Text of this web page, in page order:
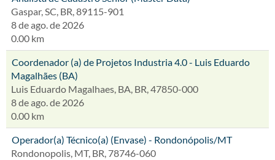
Gaspar, SC, BR, 89115-901
8 de ago. de 2026
0.00 km
Coordenador (a) de Projetos Industria 4.0 - Luis Eduardo
Magalhães (BA)
Luis Eduardo Magalhaes, BA, BR, 47850-000
8 de ago. de 2026
0.00 km
Operador(a) Técnico(a) (Envase) - Rondonópolis/MT
Rondonopolis, MT, BR, 78746-060